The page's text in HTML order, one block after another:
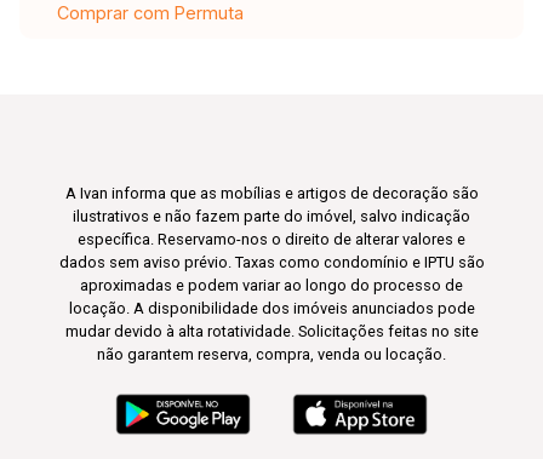
Comprar com Permuta
A Ivan informa que as mobílias e artigos de decoração são
ilustrativos e não fazem parte do imóvel, salvo indicação
específica. Reservamo-nos o direito de alterar valores e
dados sem aviso prévio. Taxas como condomínio e IPTU são
aproximadas e podem variar ao longo do processo de
locação. A disponibilidade dos imóveis anunciados pode
mudar devido à alta rotatividade. Solicitações feitas no site
não garantem reserva, compra, venda ou locação.